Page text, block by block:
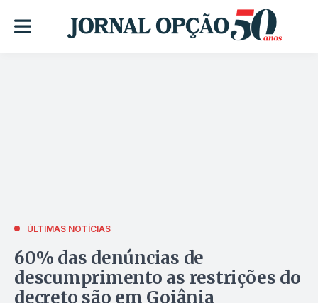
ÚLTIMAS NOTÍCIAS
60% das denúncias de
descumprimento as restrições do
decreto são em Goiânia